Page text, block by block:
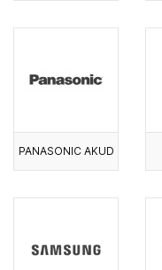
PANASONIC AKUD